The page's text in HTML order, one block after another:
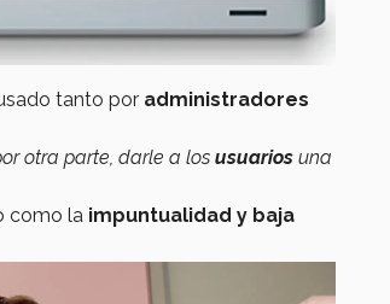
tanto por administradores
otra parte, darle a los usuarios una
como la impuntualidad y baja